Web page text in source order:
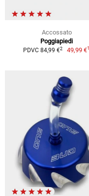
Accossato
Poggiapiedi
PDVC 84,99 €2 49,99 €1